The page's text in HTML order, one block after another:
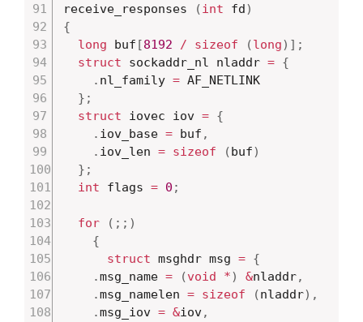
receive_responses
(int fd )
{
long buf [8192 / sizeof (long) ] ;
struct sockaddr_nl nladdr = {
. nl_family = AF_NETLINK
} ;
struct iovec iov = {
. iov_base = buf ,
. iov_len = sizeof ( buf)
} ;
int flags = 0 ;
for ( ; ; )
{
struct msghdr msg = {
.msg_name = (void *) &nladdr,
.msg_namelen = sizeof (nladdr) ,
.msg_iov = &iov,